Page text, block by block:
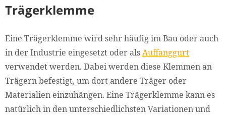
Trägerklemme
Eine Trägerklemme wird sehr häufig im Bau oder auch
in der Industrie eingesetzt oder alsAuffanggurt
verwendet werden. Dabei werden diese Klemmen an
Trägern befestigt, um dort andere Träger oder
Materialien einzuhängen. Eine Trägerklemme kann es
natürlich in den unterschiedlichsten Variationen und